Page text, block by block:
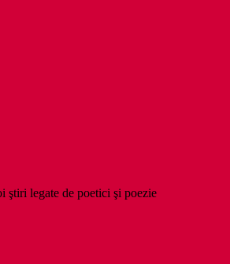
ştiri legate de poetici şi poezie